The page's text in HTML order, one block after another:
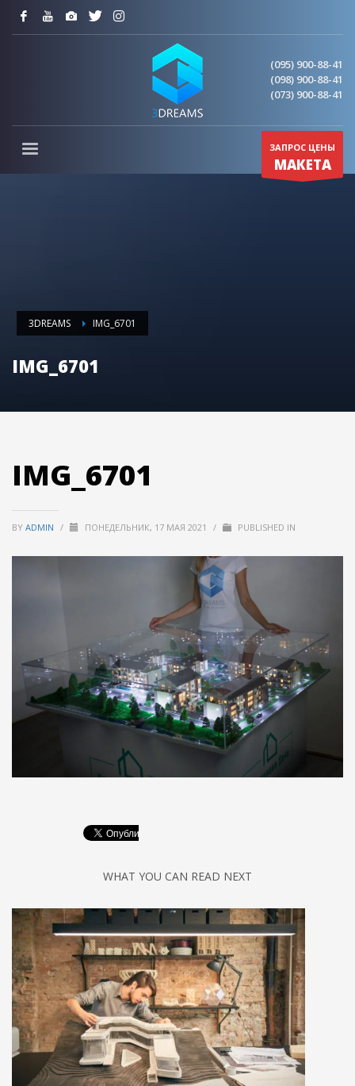
(095) 900-88-41
(098) 900-88-41
(073) 900-88-41
ЗАПРОС ЦЕНЫ
МАКЕТА
3DREAMS IMG_6701
IMG_6701
IMG_6701
BY ADMIN / ПОНЕДЕЛЬНИК, 17 МАЯ 2021 / PUBLISHED IN
WHAT YOU CAN READ NEXT